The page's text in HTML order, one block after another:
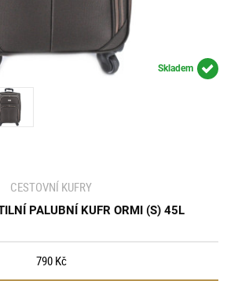
Skladem
CESTOVNÍ KUFRY
PALUBNÍ KUFR ORMI (S) 45L
790 Kč